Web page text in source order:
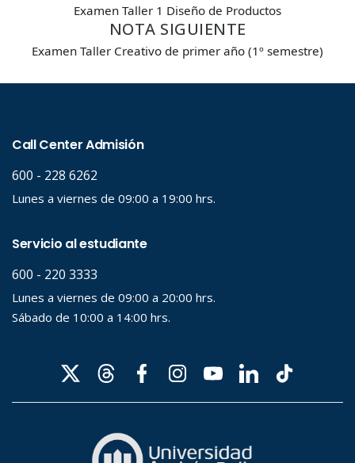
Examen Taller 1 Diseño de Productos
NOTA SIGUIENTE
Examen Taller Creativo de primer año (1º semestre)